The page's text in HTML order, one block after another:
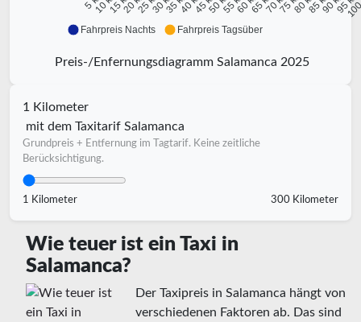
Fahrpreis Nachts Fahrpreis Tagsüber
Preis-/Enfernungsdiagramm Salamanca 2025
1 Kilometer
mit dem Taxitarif Salamanca
Grundpreis + Entfernung im Tagtarif. Keine zeitliche
Berücksichtigung.
1 Kilometer 300 Kilometer
Wie teuer ist ein Taxi in
Salamanca?
Der Taxipreis in Salamanca hängt von
verschiedenen Faktoren ab. Das sind